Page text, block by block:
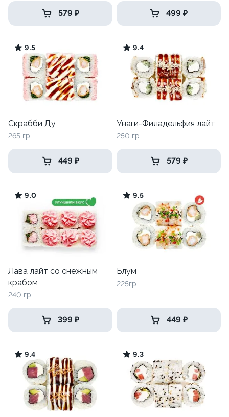
579 ₽ 499 ₽
9.5
Скрабби Ду
265 гр
449 ₽
9.4
Унаги-Филадельфия лайт
250 гр
579 ₽
9.0
Лава лайт со снежным
крабом
240 гр
399 ₽
9.5
Блум
225гр
449 ₽
9.4 9.3